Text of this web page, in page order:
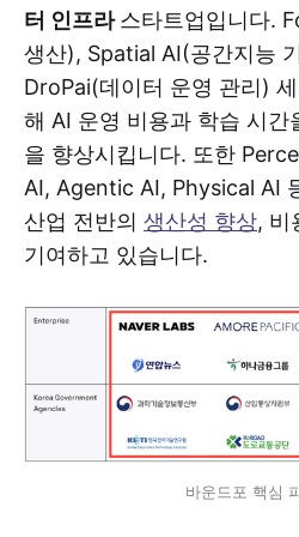
터 인프라스타트업입니다.
생산), Spatial AI(공간지능
DroPai(데이터 운영 관리)
해 AI 운영 비용과 학습 시간
을 향상시킵니다. 또한
AI, Agentic AI, Physical AI
산업 전반의 생산성 향상, 비
기여하고 있습니다.
바운드포 핵심